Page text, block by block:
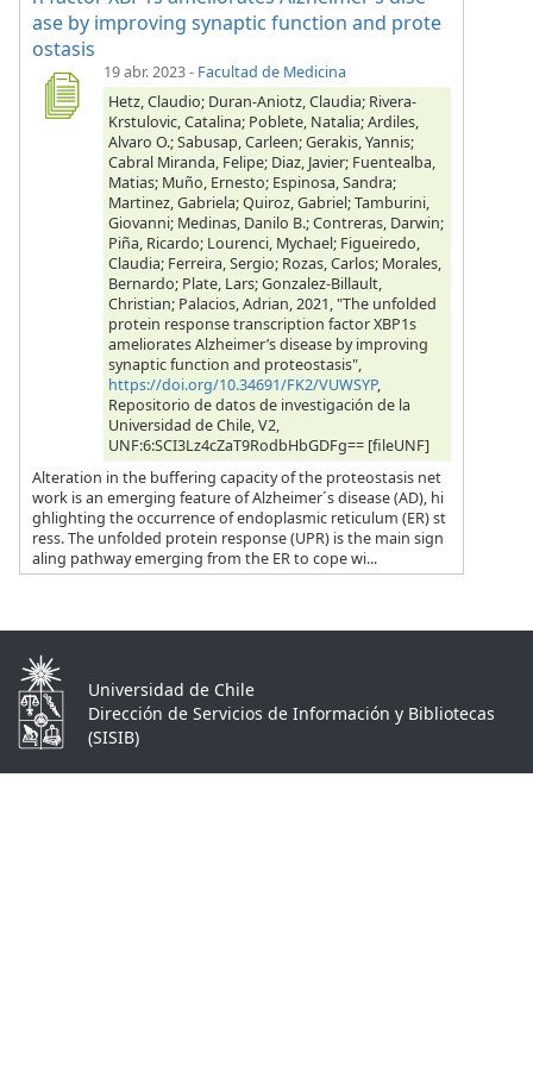
ase by improving synaptic function and prote
ostasis
19 abr. 2023- Facultad de Medicina
Hetz, Claudio; Duran-Aniotz, Claudia; Rivera-
Krstulovic, Catalina; Poblete, Natalia; Ardiles,
Alvaro O.; Sabusap, Carleen; Gerakis, Yannis;
Cabral Miranda, Felipe; Diaz, Javier; Fuentealba,
Matias; Muño, Ernesto; Espinosa, Sandra;
Martinez, Gabriela; Quiroz, Gabriel; Tamburini,
Giovanni; Medinas, Danilo B.; Contreras, Darwin;
Piña, Ricardo; Lourenci, Mychael; Figueiredo,
Claudia; Ferreira, Sergio; Rozas, Carlos; Morales,
Bernardo; Plate, Lars; Gonzalez-Billault,
Christian; Palacios, Adrian, 2021, "The unfolded
protein response transcription factor XBP1s
ameliorates Alzheimer’s disease by improving
synaptic function and proteostasis",
https://doi.org/10.34691/FK2/VUWSYP,
Repositorio de datos de investigación de la
Universidad de Chile, V2,
UNF:6:SCI3Lz4cZaT9RodbHbGDFg== [fileUNF]
Alteration in the buffering capacity of the proteostasis net
work is an emerging feature of Alzheimer´s disease (AD), hi
ghlighting the occurrence of endoplasmic reticulum (ER) st
ress. The unfolded protein response (UPR) is the main sign
aling pathway emerging from the ER to cope wi...
Universidad de Chile
Dirección de Servicios de Información y Bibliotecas
(SISIB)